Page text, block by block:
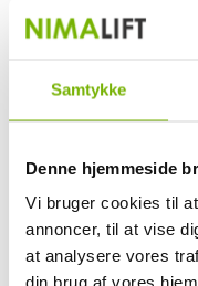
Samtykke
Denne hjemmeside
Vi bruger cookies til
annoncer, til at vise
at analysere vores
din brug af vores